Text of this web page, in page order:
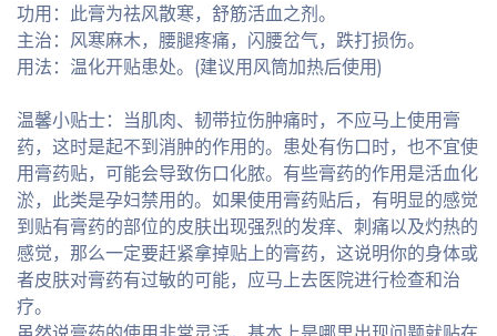
功用：此膏为祛风散寒，舒筋活血之剂。
主治：风寒麻木，腰腿疼痛，闪腰岔气，跌打损伤。
用法：温化开贴患处。(建议用风筒加热后使用)
温馨小贴士：当肌肉、韧带拉伤肿痛时，不应马上使用膏
药，这时是起不到消肿的作用的。患处有伤口时，也不宜使
用膏药贴，可能会导致伤口化脓。有些膏药的作用是活血化
淤，此类是孕妇禁用的。如果使用膏药贴后，有明显的感觉
到贴有膏药的部位的皮肤出现强烈的发痒、刺痛以及灼热的
感觉，那么一定要赶紧拿掉贴上的膏药，这说明你的身体或
者皮肤对膏药有过敏的可能，应马上去医院进行检查和治
疗。